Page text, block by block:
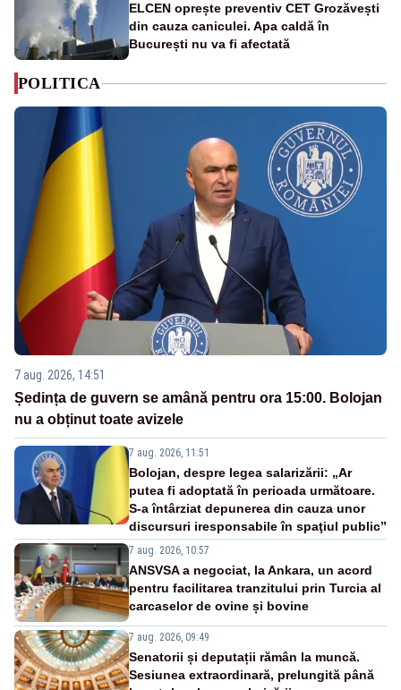
ELCEN oprește preventiv CET Grozăvești
din cauza caniculei. Apa caldă în
București nu va fi afectată
POLITICA
7 aug. 2026, 14:51
Ședința de guvern se amână pentru ora 15:00. Bolojan
nu a obținut toate avizele
7 aug. 2026, 11:51
Bolojan, despre legea salarizării: „Ar
putea fi adoptată în perioada următoare.
S-a întârziat depunerea din cauza unor
discursuri iresponsabile în spaţiul public”
7 aug. 2026, 10:57
ANSVSA a negociat, la Ankara, un acord
pentru facilitarea tranzitului prin Turcia al
carcaselor de ovine și bovine
7 aug. 2026, 09:49
Senatorii și deputații rămân la muncă.
Sesiunea extraordinară, prelungită până